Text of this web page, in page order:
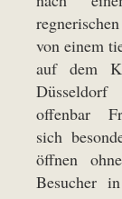
von einem
auf dem
offenbar
sich
öffnen
Besucher